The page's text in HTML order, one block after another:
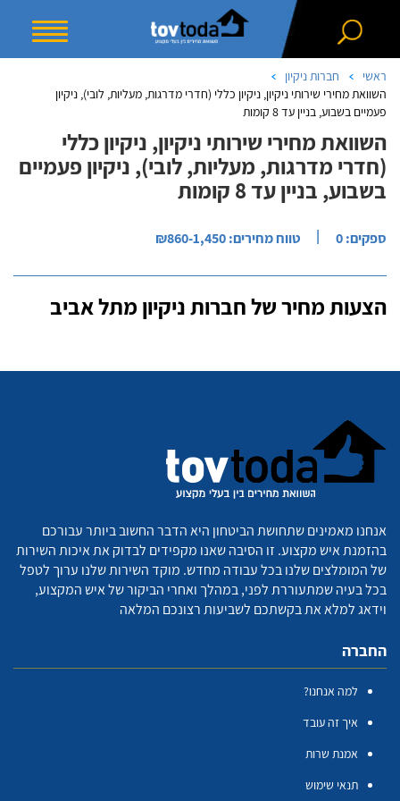
ראשי
חברות ניקיון
השוואת מחירי שירותי ניקיון, ניקיון כללי (חדרי מדרגות, מעליות, לובי), ניקיון
פעמיים בשבוע, בניין עד 8 קומות
השוואת מחירי שירותי ניקיון, ניקיון כללי
(חדרי מדרגות, מעליות, לובי), ניקיון פעמיים
בשבוע, בניין עד 8 קומות
ספקים: 0 | טווח מחירים: ₪860-1,450
הצעות מחיר של חברות ניקיון מתל אביב
אנחנו מאמינים שתחושת הביטחון היא הדבר החשוב ביותר עבורכם
בהזמנת איש מקצוע. זו הסיבה שאנו מקפידים לבדוק את איכות השירות
של המומלצים שלנו בכל עבודה מחדש. מוקד השירות שלנו ערוך לטפל
בכל בעיה שמתעוררת לפני, במהלך ואחרי הביקור של איש המקצוע,
וידאג למלא את בקשתכם לשביעות רצונכם המלאה
החברה
למה אנחנו?
איך זה עובד
אמנת שרות
תנאי שימוש